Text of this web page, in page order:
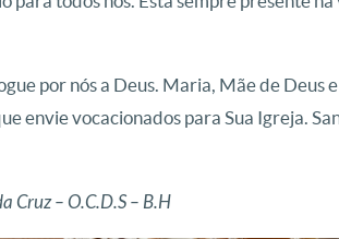
por nós a Deus. Maria, Mãe de Deus
envie vocacionados para Sua Igreja.
Cruz – O.C.D.S – B.H